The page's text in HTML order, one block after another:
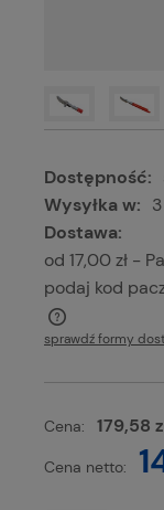
Dostępność:
Wysyłka w:
Dostawa:
od 17,00 zł -
podaj kod
Cena nie
sprawdź formy
Cena: 179,58
Cena netto: